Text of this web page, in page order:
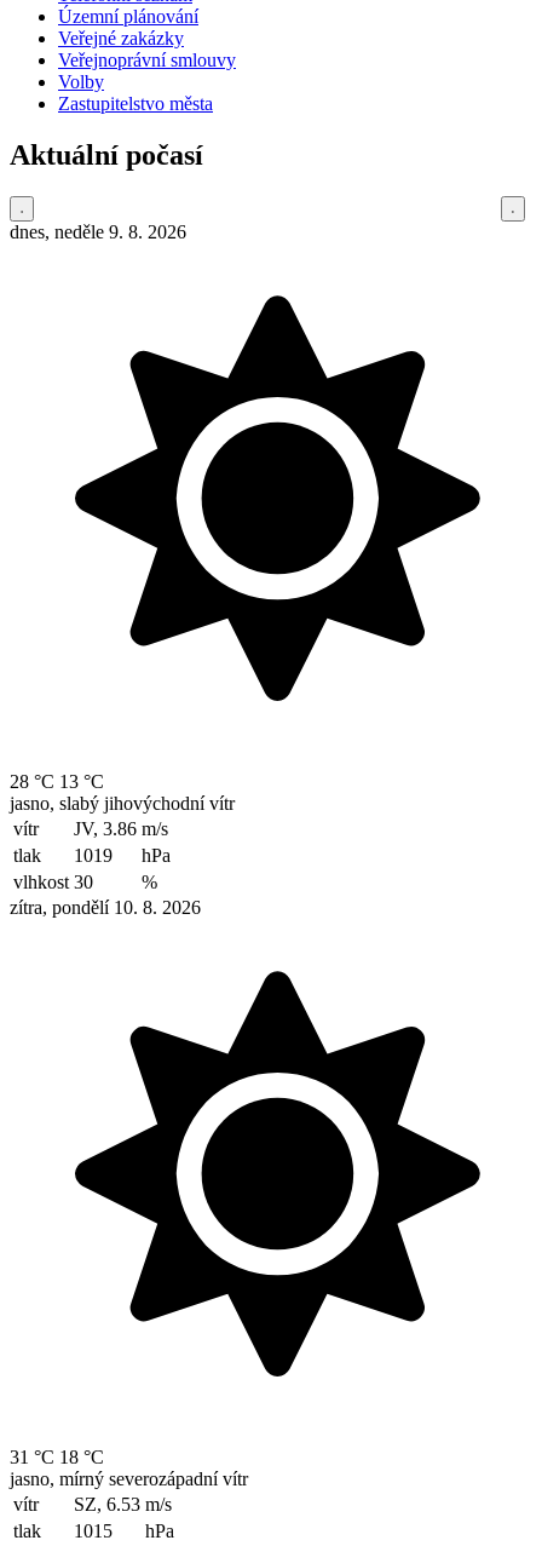
Územní plánování
Veřejné zakázky
Veřejnoprávní smlouvy
Volby
Zastupitelstvo města
Aktuální počasí
dnes, neděle 9. 8. 2026
28 °C 13 °C
jasno, slabý jihovýchodní vítr
vítr
JV, 3.86 m/s
tlak
1019
hPa
vlhkost 30
%
zítra, pondělí 10. 8. 2026
31 °C 18 °C
jasno, mírný severozápadní vítr
vítr
SZ, 6.53 m/s
tlak
1015 hPa